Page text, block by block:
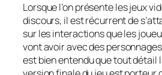
Lorsque l’on présente les jeux
discours, il est récurrent de
sur les interactions que les
vont avoir avec des
est bien entendu que tout détail